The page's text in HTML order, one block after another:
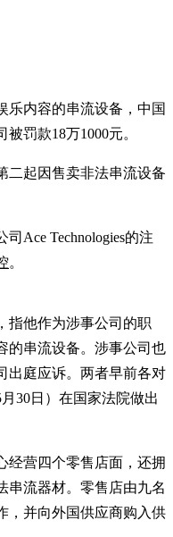
乐内容的串流设备，中国
罚款18万1000元。
二起因售卖非法串流设备
Ace Technologies的注
。
指他作为涉事公司的职
的串流设备。涉事公司也
出庭应诉。两者早前各对
30日）在国家法院做出
经营四个零售店面，还拥
串流器材。零售店由九名
，并向外国供应商购入供